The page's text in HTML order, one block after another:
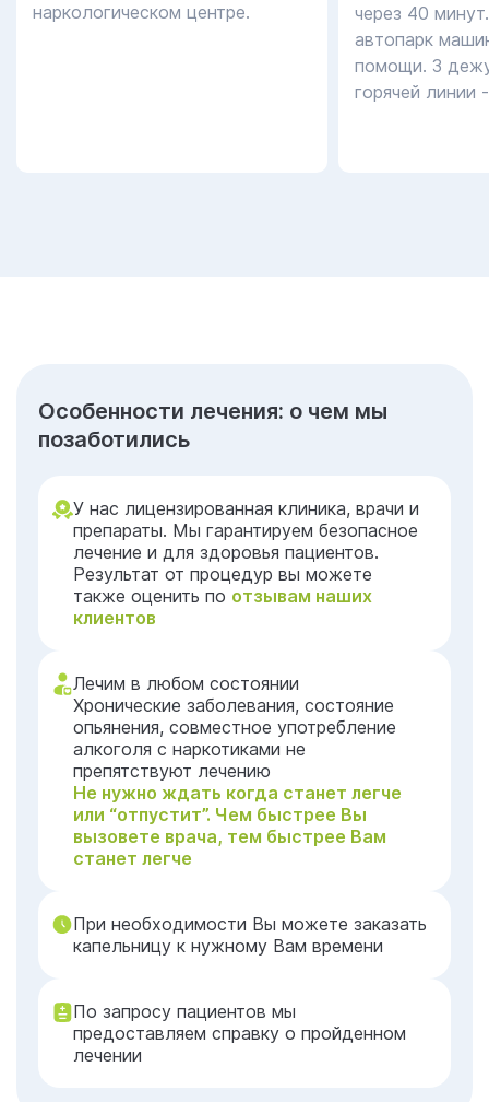
наркологическом центре.
через 40
автопарк
помощи. 3
горячей линии
Особенности лечения: о чем мы
позаботились
У нас лицензированная клиника, врачи и
препараты. Мы гарантируем безопасное
лечение и для здоровья пациентов.
Результат от процедур вы можете
также оценить по отзывам наших
клиентов
Лечим в любом состоянии
Хронические заболевания, состояние
опьянения, совместное употребление
алкоголя с наркотиками не
препятствуют лечению
Не нужно ждать когда станет легче
или “отпустит”. Чем быстрее Вы
вызовете врача, тем быстрее Вам
станет легче
При необходимости Вы можете заказать
капельницу к нужному Вам времени
По запросу пациентов мы
предоставляем справку о пройденном
лечении